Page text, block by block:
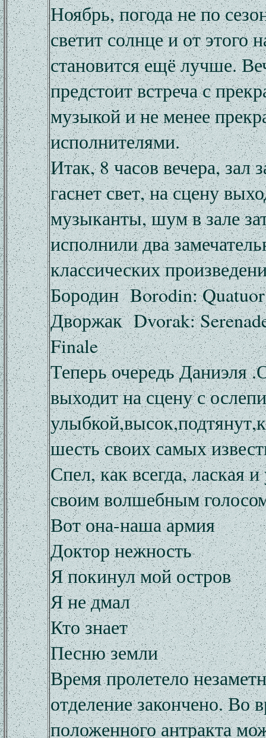
Ноябрь, погода не по
светит солнце и от этого
становится ещё лучше.
предстоит встреча с
музыкой и не менее
исполнителями.
Итак, 8 часов вечера, зал
гаснет свет, на сцену
музыканты, шум в зале
исполнили два
классических
Бородин Borodin:
Дворжак Dvorak:
Finale
Теперь очередь Даниэля
выходит на сцену с
шесть своих самых
Спел, как всегда, лаская
своим волшебным
Вот она-наша армия
Доктор нежность
Я покинул мой остров
Я не дмал
Кто знает
Песню земли
Время пролетело
отделение закончено. Во
положенного антракта